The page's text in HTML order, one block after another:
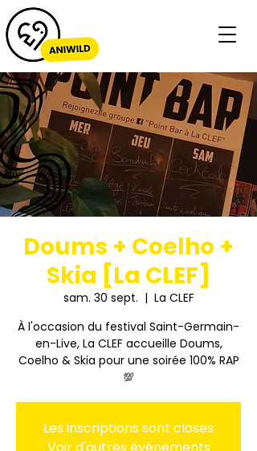
Doums + Coelho +
Skia [La CLEF]
sam. 30 sept.
  |
La CLEF
À l'occasion du festival Saint-Germain-
en-Live, La CLEF accueille Doums,
Coelho & Skia pour une soirée 100% RAP
💯
Les inscriptions sont closes